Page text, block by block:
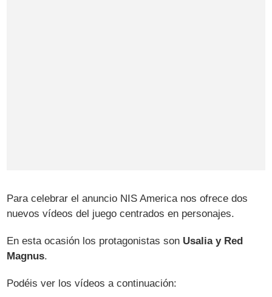
Para celebrar el anuncio NIS America nos ofrece dos
nuevos vídeos del juego centrados en personajes.
En esta ocasión los protagonistas son Usalia y Red
Magnus.
Podéis ver los vídeos a continuación: